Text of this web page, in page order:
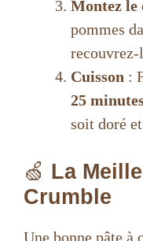
Montez le
pommes
recouvrez-
Cuisson :
25
soit doré
🍏 La
Crumble
Une bonne pâte à